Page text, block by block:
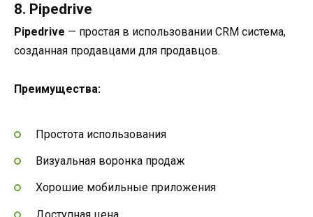
8. Pipedrive
Pipedrive — простая в использовании CRM система,
созданная продавцами для продавцов.
Преимущества:
Простота использования
Визуальная воронка продаж
Хорошие мобильные приложения
Доступная цена